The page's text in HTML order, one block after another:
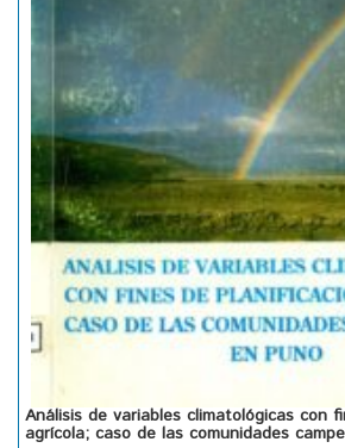
Análisis de variables climatológicas con
agrícola; caso de las comunidades